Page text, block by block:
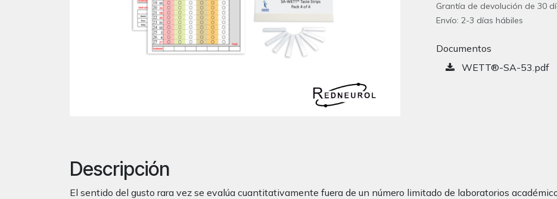
Grantía de devolución de 30
Envío: 2-3 días hábiles
Documentos
WETT®-SA-53.pdf
Descripción
El sentido del gusto rara vez se evalúa cuantitativamente fuera de un número limitado de laboratorios